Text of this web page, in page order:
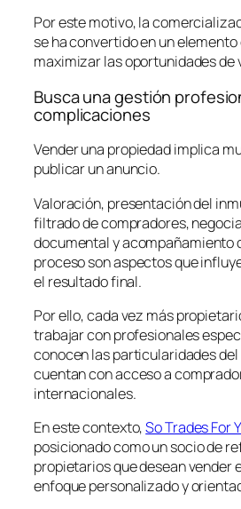
Por este motivo, la
se ha convertido en un
maximizar las oportunidades de
Busca una gestión
complicaciones
Vender una propiedad implica
publicar un anuncio.
Valoración, presentación del
filtrado de compradores,
documental y acompañamiento
proceso son aspectos que
el resultado final.
Por ello, cada vez más
trabajar con profesionales
conocen las particularidades
cuentan con acceso a
internacionales.
En este contexto,So Trades For
posicionado como un socio de
propietarios que desean vender
enfoque personalizado y